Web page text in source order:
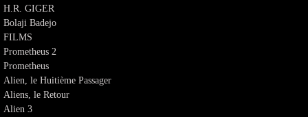
H.R. GIGER
Bolaji Badejo
FILMS
Prometheus 2
Prometheus
Alien, le Huitième Passager
Aliens, le Retour
Alien 3